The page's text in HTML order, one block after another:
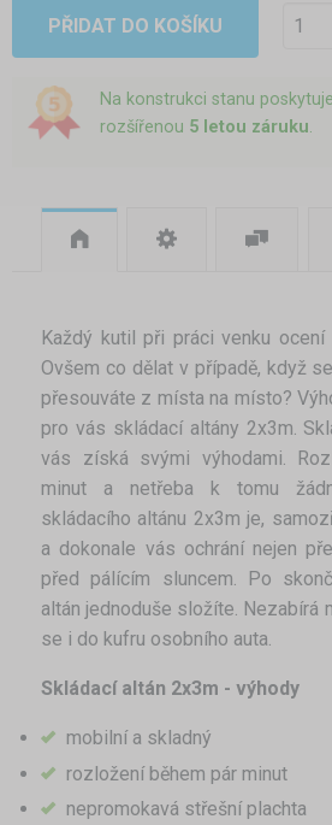
PŘIDAT DO KOŠÍKU
Na konstrukci stanu
rozšířenou 5 letou záruku.
Každý kutil při práci venku ocení
Ovšem co dělat v případě, když
přesouváte z místa na místo?
pro vás skládací altány 2x3m.
vás získá svými výhodami.
minut a netřeba k tomu
skládacího altánu 2x3m je,
a dokonale vás ochrání nejen
před pálícím sluncem. Po
altán jednoduše složíte. Nezabírá
se i do kufru osobního auta.
Skládací altán 2x3m - výhody
mobilní a skladný
rozložení během pár minut
nepromokavá střešní plachta